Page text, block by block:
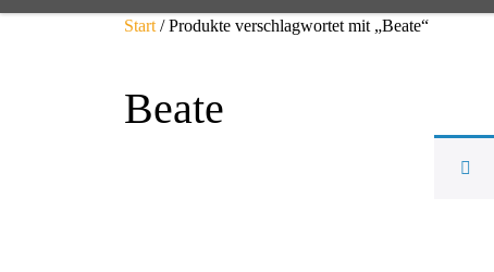
Start / Produkte verschlagwortet mit „Beate“
Beate